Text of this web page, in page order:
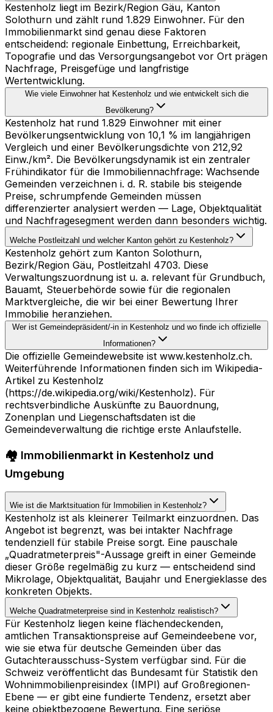
Kestenholz liegt im Bezirk/Region Gäu, Kanton
Solothurn und zählt rund 1.829 Einwohner. Für den
Immobilienmarkt sind genau diese Faktoren
entscheidend: regionale Einbettung, Erreichbarkeit,
Topografie und das Versorgungsangebot vor Ort prägen
Nachfrage, Preisgefüge und langfristige
Wertentwicklung.
Wie viele Einwohner hat Kestenholz und wie entwickelt sich die
Bevölkerung?
Kestenholz hat rund 1.829 Einwohner mit einer
Bevölkerungsentwicklung von 10,1 % im langjährigen
Vergleich und einer Bevölkerungsdichte von 212,92
Einw./km². Die Bevölkerungsdynamik ist ein zentraler
Frühindikator für die Immobiliennachfrage: Wachsende
Gemeinden verzeichnen i. d. R. stabile bis steigende
Preise, schrumpfende Gemeinden müssen
differenzierter analysiert werden — Lage, Objektqualität
und Nachfragesegment werden dann besonders wichtig.
Welche Postleitzahl und welcher Kanton gehört zu Kestenholz?
Kestenholz gehört zum Kanton Solothurn,
Bezirk/Region Gäu, Postleitzahl 4703. Diese
Verwaltungszuordnung ist u. a. relevant für Grundbuch,
Bauamt, Steuerbehörde sowie für die regionalen
Marktvergleiche, die wir bei einer Bewertung Ihrer
Immobilie heranziehen.
Wer ist Gemeindepräsident/-in in Kestenholz und wo finde ich offizielle
Informationen?
Die offizielle Gemeindewebsite ist www.kestenholz.ch.
Weiterführende Informationen finden sich im Wikipedia-
Artikel zu Kestenholz
(https://de.wikipedia.org/wiki/Kestenholz). Für
rechtsverbindliche Auskünfte zu Bauordnung,
Zonenplan und Liegenschaftsdaten ist die
Gemeindeverwaltung die richtige erste Anlaufstelle.
🏘️ Immobilienmarkt in Kestenholz und
Umgebung
Wie ist die Marktsituation für Immobilien in Kestenholz?
Kestenholz ist als kleinerer Teilmarkt einzuordnen. Das
Angebot ist begrenzt, was bei intakter Nachfrage
tendenziell für stabile Preise sorgt. Eine pauschale
„Quadratmeterpreis"-Aussage greift in einer Gemeinde
dieser Größe regelmäßig zu kurz — entscheidend sind
Mikrolage, Objektqualität, Baujahr und Energieklasse des
konkreten Objekts.
Welche Quadratmeterpreise sind in Kestenholz realistisch?
Für Kestenholz liegen keine flächendeckenden,
amtlichen Transaktionspreise auf Gemeindeebene vor,
wie sie etwa für deutsche Gemeinden über das
Gutachterausschuss-System verfügbar sind. Für die
Schweiz veröffentlicht das Bundesamt für Statistik den
Wohnimmobilienpreisindex (IMPI) auf Großregionen-
Ebene — er gibt eine fundierte Tendenz, ersetzt aber
keine objektbezogene Bewertung. Eine seriöse